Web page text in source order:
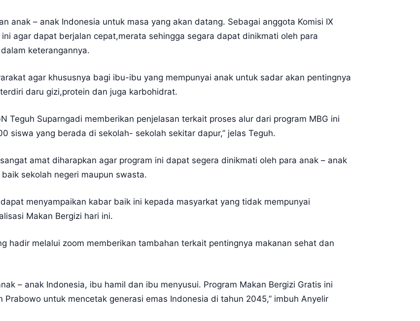
anak – anak Indonesia untuk masa yang akan datang. Sebagai anggota Komisi IX
agar dapat berjalan cepat,merata sehingga segara dapat dinikmati oleh para
keterangannya.
agar khususnya bagi ibu-ibu yang mempunyai anak untuk sadar akan pentingnya
daru gizi,protein dan juga karbohidrat.
Teguh Suparngadi memberikan penjelasan terkait proses alur dari program MBG ini
siswa yang berada di sekolah- sekolah sekitar dapur,” jelas Teguh.
amat diharapkan agar program ini dapat segera dinikmati oleh para anak – anak
sekolah negeri maupun swasta.
menyampaikan kabar baik ini kepada masyarkat yang tidak mempunyai
Makan Bergizi hari ini.
hadir melalui zoom memberikan tambahan terkait pentingnya makanan sehat dan
– anak Indonesia, ibu hamil dan ibu menyusui. Program Makan Bergizi Gratis ini
untuk mencetak generasi emas Indonesia di tahun 2045,” imbuh Anyelir